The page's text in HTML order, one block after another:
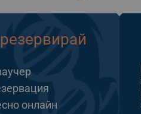
онлайн